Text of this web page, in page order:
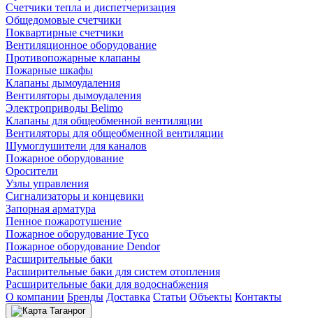
Счетчики тепла и диспетчеризация
Общедомовые счетчики
Поквартирные счетчики
Вентиляционное оборудование
Противопожарные клапаны
Пожарные шкафы
Клапаны дымоудаления
Вентиляторы дымоудаления
Электроприводы Belimo
Клапаны для общеобменной вентиляции
Вентиляторы для общеобменной вентиляции
Шумоглушители для каналов
Пожарное оборудование
Оросители
Узлы управления
Сигнализаторы и концевики
Запорная арматура
Пенное пожаротушение
Пожарное оборудование Tyco
Пожарное оборудование Dendor
Расширительные баки
Расширительные баки для систем отопления
Расширительные баки для водоснабжения
О компании Бренды Доставка Статьи Объекты Контакты
Таганрог